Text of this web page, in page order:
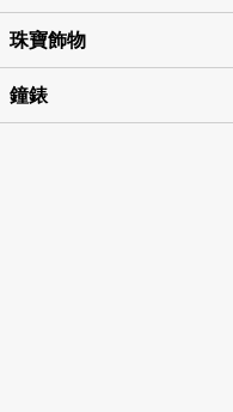
珠寶飾物
鐘錶